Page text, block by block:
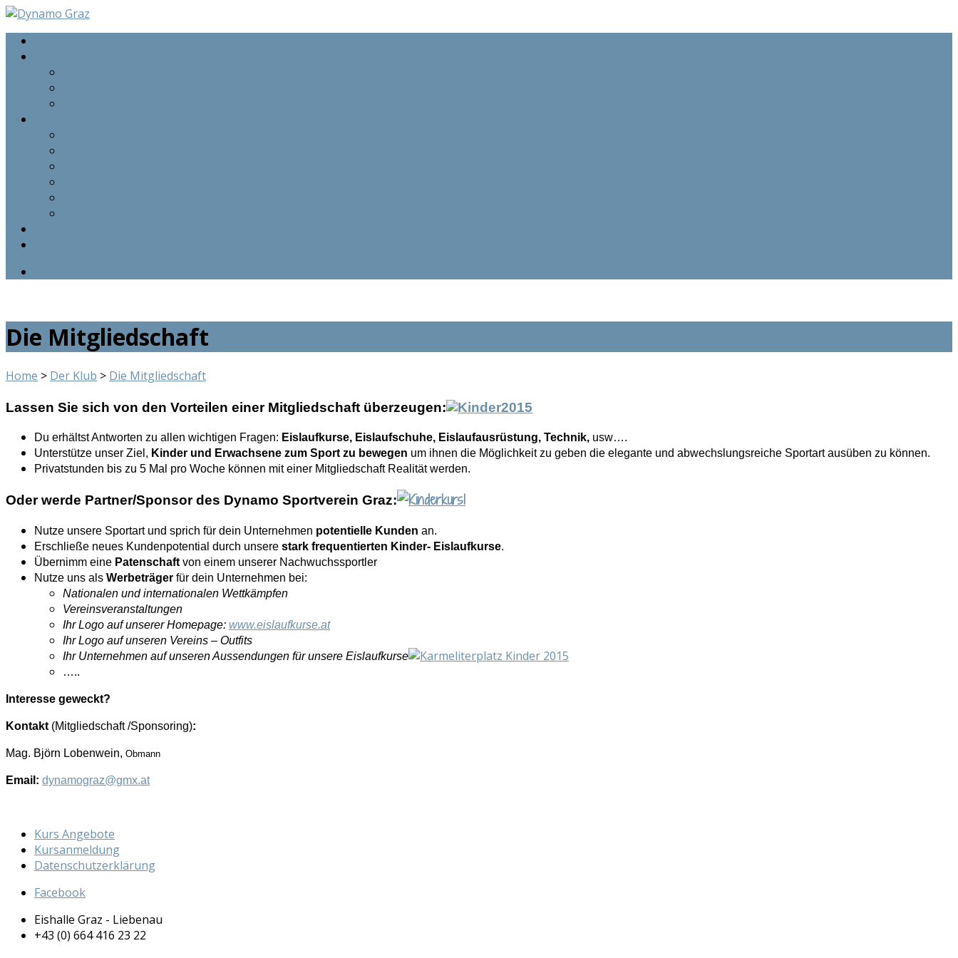
Die Mitgliedschaft
Home > Der Klub > Die Mitgliedschaft
Lassen Sie sich von den Vorteilen einer Mitgliedschaft überzeugen:
Du erhältst Antworten zu allen wichtigen Fragen: Eislaufkurse, Eislaufschuhe, Eislaufausrüstung, Technik, usw….
Unterstütze unser Ziel, Kinder und Erwachsene zum Sport zu bewegen um ihnen die Möglichkeit zu geben die elegante und abwechslungsreiche Sportart ausüben zu können.
Privatstunden bis zu 5 Mal pro Woche können mit einer Mitgliedschaft Realität werden.
Oder werde Partner/Sponsor des Dynamo Sportverein Graz:
Nutze unsere Sportart und sprich für dein Unternehmen potentielle Kunden an.
Erschließe neues Kundenpotential durch unsere stark frequentierten Kinder- Eislaufkurse.
Übernimm eine Patenschaft von einem unserer Nachwuchssportler
Nutze uns als Werbeträger für dein Unternehmen bei:
Nationalen und internationalen Wettkämpfen
Vereinsveranstaltungen
Ihr Logo auf unserer Homepage: www.eislaufkurse.at
Ihr Logo auf unseren Vereins – Outfits
Ihr Unternehmen auf unseren Aussendungen für unsere Eislaufkurse
…..
Interesse geweckt?
Kontakt (Mitgliedschaft /Sponsoring):
Mag. Björn Lobenwein, Obmann
Email: dynamograz@gmx.at
Kurs Angebote
Kursanmeldung
Datenschutzerklärung
Facebook
Eishalle Graz - Liebenau
+43 (0) 664 416 23 22